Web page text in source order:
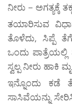
ನೀರು – ಅಗತ್ಯಕ್ಕೆ
ತಯಾರಿಸುವ
ತೊಳೆದು, ಸಿಪ್ಪೆ
ಒಂದು
ಸ್ವಲ್ಪ ನೀರು ಹಾಕಿ
ಇನ್ನೊಂದು
ಸಾಸಿವೆಯನ್ನು